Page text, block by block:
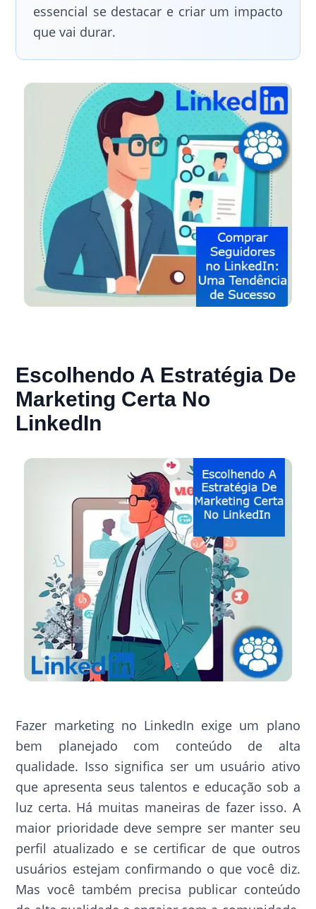
essencial se destacar e criar um impacto
que vai durar.
Escolhendo A Estratégia De
Marketing Certa No
LinkedIn
Fazer marketing no LinkedIn exige um plano
bem planejado com conteúdo de alta
qualidade. Isso significa ser um usuário ativo
que apresenta seus talentos e educação sob a
luz certa. Há muitas maneiras de fazer isso. A
maior prioridade deve sempre ser manter seu
perfil atualizado e se certificar de que outros
usuários estejam confirmando o que você diz.
Mas você também precisa publicar conteúdo